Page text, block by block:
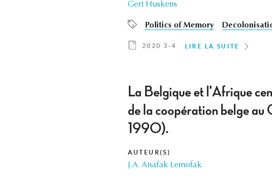
Gert Huskens
Politics of Memory
2020 3-4 LIRE LA SUITE
La Belgique et l'Afrique
de la coopération belge au
1990).
AUTEUR(S)
J.A. Anafak Lemofak